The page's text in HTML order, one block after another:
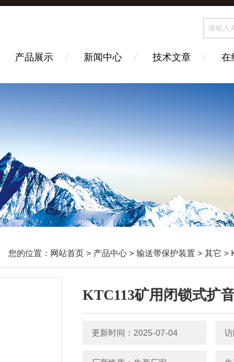
产品展示 新闻中心 技术文章 在
您的位置： 网站首页 > 产品中心 > 输送带保护装置 > 其它 >
KTC113矿用闭锁式扩
更新时间：2025-07-04